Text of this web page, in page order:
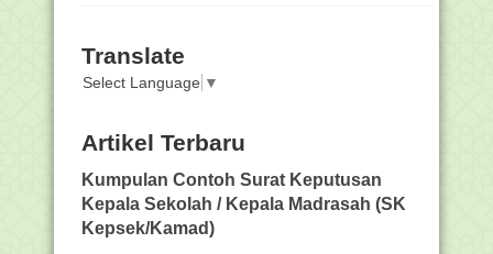
Translate
Select Language ▼
Artikel Terbaru
Kumpulan Contoh Surat Keputusan
Kepala Sekolah / Kepala Madrasah (SK
Kepsek/Kamad)